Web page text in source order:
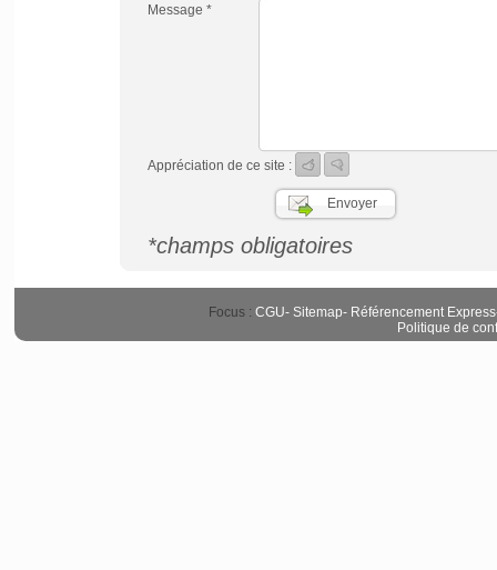
Message *
Appréciation de ce site :
*champs obligatoires
Focus : CGU- Sitemap- Référencement Express
Politique de